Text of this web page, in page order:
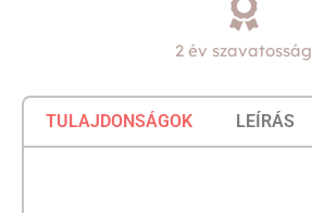
2 év szavatosság
TULAJDONSÁGOK LEÍRÁS